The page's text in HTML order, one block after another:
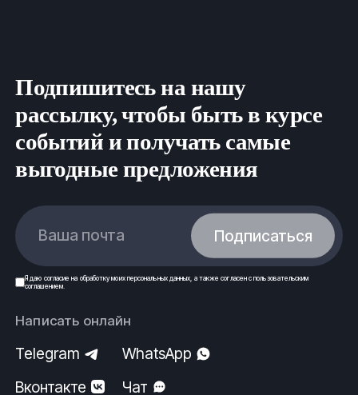
Подпишитесь на нашу
рассылку, чтобы быть в курсе
событий и получать самые
выгодные предложения
Ваша почта Подписаться
Я даю согласие на обработку моих персональных данных , а также согласен спользовательским
соглашением.
Написать онлайн
Telegram
WhatsApp
Вконтакте
Чат